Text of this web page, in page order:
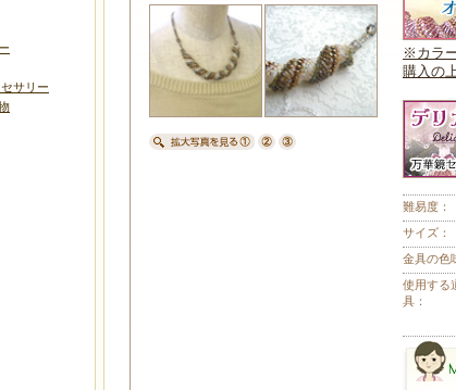
※カラ
購入の
難易度：
サイズ：
金具の色
使用する
具：
サリー